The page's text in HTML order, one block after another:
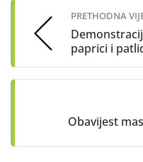
PRETHODNA
paprici i
Obavijest